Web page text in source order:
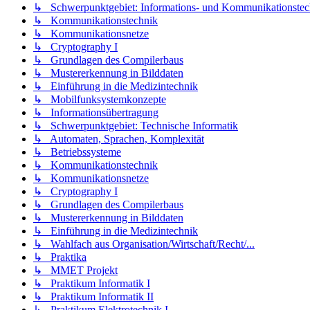
↳ Schwerpunktgebiet: Informations- und
↳ Kommunikationstechnik
↳ Kommunikationsnetze
↳ Cryptography I
↳ Grundlagen des Compilerbaus
↳ Mustererkennung in Bilddaten
↳ Einführung in die Medizintechnik
↳ Mobilfunksystemkonzepte
↳ Informationsübertragung
↳ Schwerpunktgebiet: Technische Informatik
↳ Automaten, Sprachen, Komplexität
↳ Betriebssysteme
↳ Kommunikationstechnik
↳ Kommunikationsnetze
↳ Cryptography I
↳ Grundlagen des Compilerbaus
↳ Mustererkennung in Bilddaten
↳ Einführung in die Medizintechnik
↳ Wahlfach aus Organisation/Wirtschaft/Recht/...
↳ Praktika
↳ MMET Projekt
↳ Praktikum Informatik I
↳ Praktikum Informatik II